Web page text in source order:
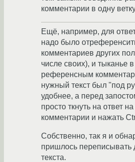
комментарии в одну
Ещё, например, для
надо было
комментариев других
числе своих), и тыканье
референсным
нужный текст был "под
удобнее, а перед
просто ткнуть на ответ
комментарии и нажать
Собственно, так я и
пришлось переписывать
текста.